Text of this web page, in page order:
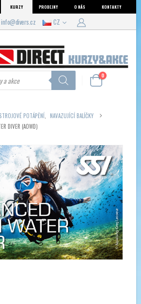
KURZY PRODEJNY O NÁS KONTAKTY
info@divers.cz CZ
0
POTÁPĚNÍ
NAVAZUJÍCÍ BALÍČKY
DIVER (AOWD)